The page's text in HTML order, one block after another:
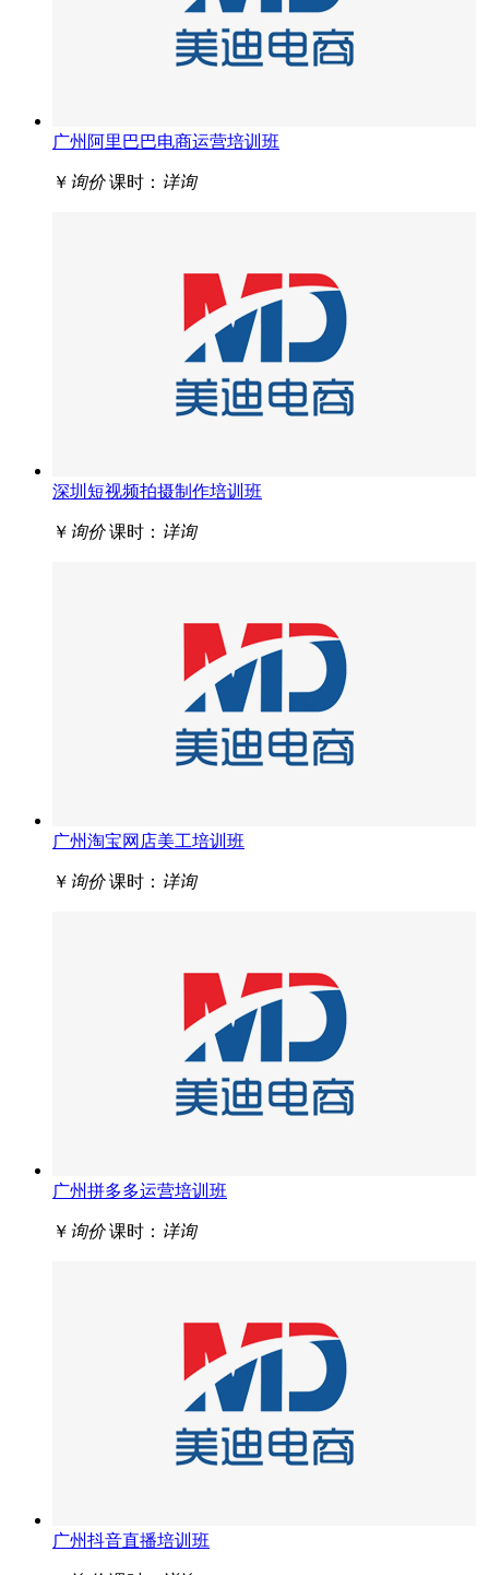
广州阿里巴巴电商运营培训班
￥ 询价 课时： 详询
深圳短视频拍摄制作培训班
￥ 询价 课时： 详询
广州淘宝网店美工培训班
￥ 询价 课时： 详询
广州拼多多运营培训班
￥ 询价 课时： 详询
广州抖音直播培训班